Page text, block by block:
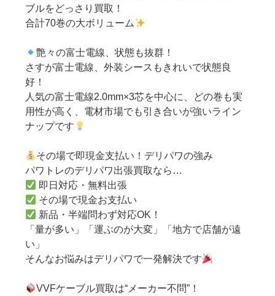
ブルをどっさり買取！
合計70巻の大ボリューム
艶々の富士電線、状態も抜群！
さすが富士電線、外装シースもきれいで状態良
好！
人気の富士電線2.0mm×3芯を中心に、どの巻も実
用性が高く、電材市場でも引き合いが強いライン
ナップです
その場で即現金支払い！デリパワの強み
パワトレのデリパワ出張買取なら…
即日対応・無料出張
その場で現金お支払い
新品・半端問わず対応OK！
「量が多い」「運ぶのが大変」「地方で店舗が遠
い」
そんなお悩みはデリパワで一発解決です
VVFケーブル買取は“メーカー不問”！